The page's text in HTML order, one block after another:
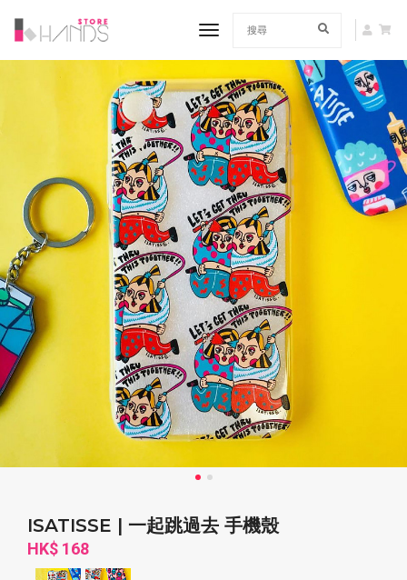
toggle navigation
ISATISSE | 一起跳過去 手機殼
HK$ 168